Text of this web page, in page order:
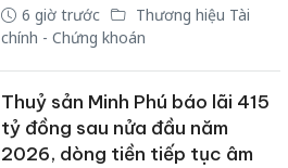
6 giờ trước
Thương hiệu Tài
chính - Chứng khoán
Thuỷ sản Minh Phú báo lãi 415
tỷ đồng sau nửa đầu năm
2026, dòng tiền tiếp tục âm